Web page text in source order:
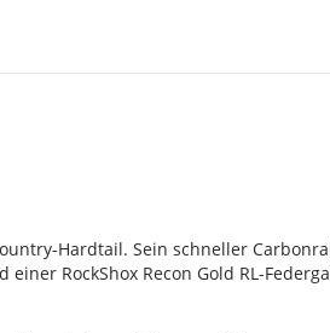
Hardtail. Sein schneller
RockShox Recon Gold RL-